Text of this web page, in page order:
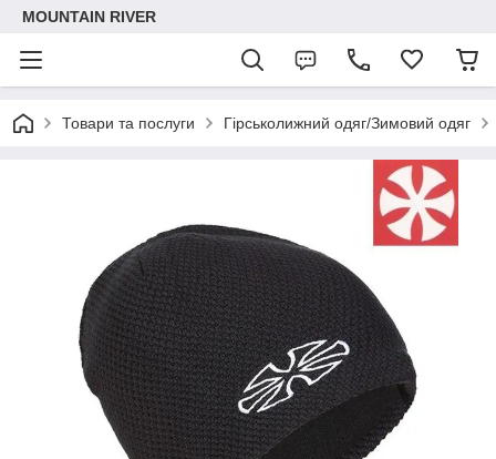
MOUNTAIN RIVER
Товари та послуги Гірськолижний одяг/Зимовий одяг